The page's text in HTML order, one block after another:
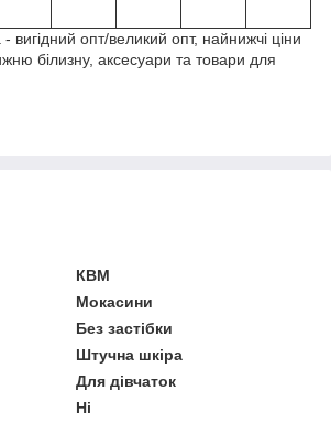
опт/великий опт, найнижчі ціни
білизну, аксесуари та товари для
КВМ
Мокасини
Без застібки
Штучна шкіра
Для дівчаток
Ні